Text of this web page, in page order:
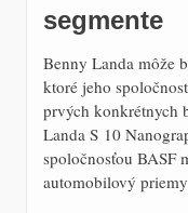
segmente
Benny Landa môže
ktoré jeho
prvých konkrétnych
Landa S 10
spoločnosťou BASF
automobilový